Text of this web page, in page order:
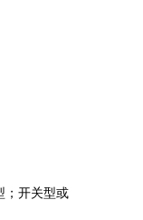
；开关型或